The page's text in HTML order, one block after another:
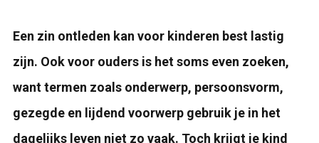
Een zin ontleden kan voor kinderen best lastig
zijn. Ook voor ouders is het soms even zoeken,
want termen zoals onderwerp, persoonsvorm,
gezegde en lijdend voorwerp gebruik je in het
dagelijks leven niet zo vaak. Toch krijgt je kind